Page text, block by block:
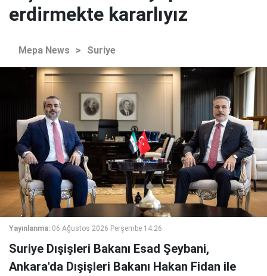
erdirmekte kararlıyız
Mepa News > Suriye
Yayınlanma: 06 Ağustos 2026 Perşembe 14:26
Suriye Dışişleri Bakanı Esad Şeybani,
Ankara'da Dışişleri Bakanı Hakan Fidan ile